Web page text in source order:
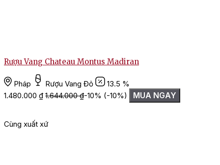
Rượu Vang Chateau Montus Madiran
Pháp Rượu Vang Đỏ
13.5 %
1.480.000 ₫ 1.644.000₫-10% (-10%) MUA NGAY
Cùng xuất xứ